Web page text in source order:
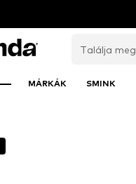
MÁRKÁK SMINK